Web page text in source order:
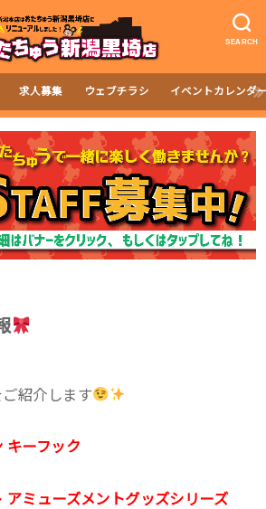
SEARCH
求人募集 ウェブチラシ イベントカレンダ
紹介します
キーフック
アミューズメントグッズシリーズ